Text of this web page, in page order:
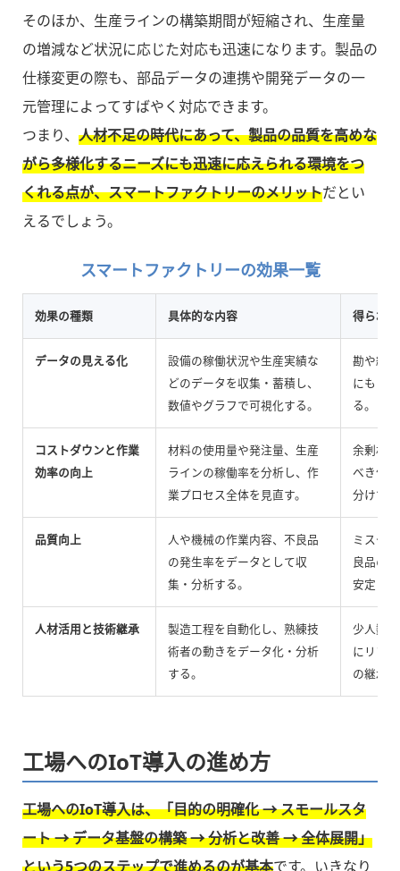
そのほか、生産ラインの構築期間が短縮され、生産量
の増減など状況に応じた対応も迅速になります。製品の
仕様変更の際も、部品データの連携や開発データの一
元管理によってすばやく対応できます。
つまり、 人材不足の時代にあって、製品の品質を高めな
がら多様化するニーズにも迅速に応えられる環境をつ
くれる点が、スマートファクトリーのメリットだとい
えるでしょう。
スマートファクトリーの効果一覧
効果の種類 具体的な内容 得られ
データの見える化
設備の稼働状況や生産実績な
どのデータを収集・蓄積し、
数値やグラフで可視化する。
勘や経
にもと
る。
コストダウンと作業
効率の向上
材料の使用量や発注量、生産
ラインの稼働率を分析し、作
業プロセス全体を見直す。
余剰材
べき作
分けて
品質向上
人や機械の作業内容、不良品
の発生率をデータとして収
集・分析する。
ミスや
良品の
安定さ
人材活用と技術継承
製造工程を自動化し、熟練技
術者の動きをデータ化・分析
する。
少人数
にリソ
の継承
工場へのIoT導入の進め方
工場へのIoT導入は、「目的の明確化 → スモールスタ
ート → データ基盤の構築 → 分析と改善 → 全体展開」
という5つのステップで進めるのが基本です。いきなり